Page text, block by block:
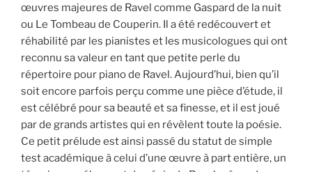
œuvres majeures de Ravel comme Gaspard de la nuit
ou Le Tombeau de Couperin. Il a été redécouvert et
réhabilité par les pianistes et les musicologues qui ont
reconnu sa valeur en tant que petite perle du
répertoire pour piano de Ravel. Aujourd’hui, bien qu’il
soit encore parfois perçu comme une pièce d’étude, il
est célébré pour sa beauté et sa finesse, et il est joué
par de grands artistes qui en révèlent toute la poésie.
Ce petit prélude est ainsi passé du statut de simple
test académique à celui d’une œuvre à part entière, un